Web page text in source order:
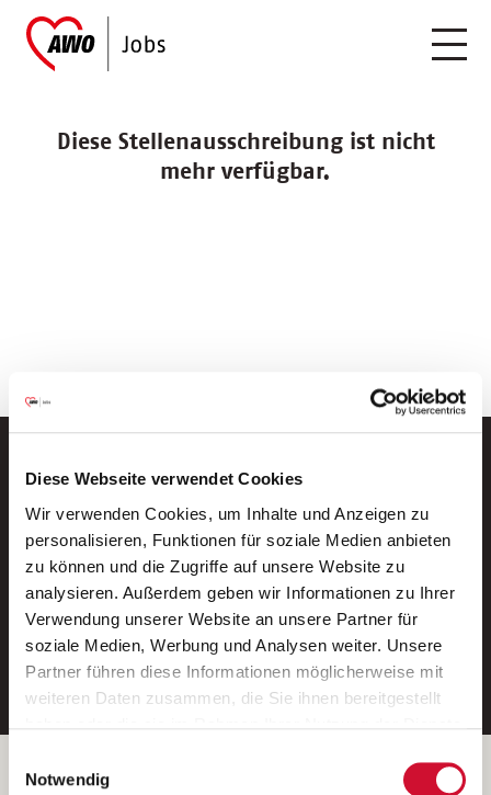
Diese Webseite verwendet Cookies
Wir verwenden Cookies, um Inhalte und Anzeigen zu
personalisieren, Funktionen für soziale Medien anbieten
zu können und die Zugriffe auf unsere Website zu
analysieren. Außerdem geben wir Informationen zu Ihrer
Verwendung unserer Website an unsere Partner für
soziale Medien, Werbung und Analysen weiter. Unsere
Partner führen diese Informationen möglicherweise mit
weiteren Daten zusammen, die Sie ihnen bereitgestellt
Wenn Sie auf „Cookies zulassen“ klicken, so stimmen
Notwendig
Diese Stellenausschreibung ist nicht
mehr verfügbar.
Neue Stellen per E-Mail.
Ein kostenloser Service von AWO
Jobs.
E-Mail-Adresse eintragen
Betreiber der Webseite